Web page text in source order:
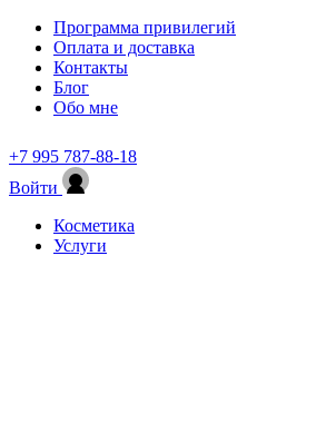
Программа привилегий
Оплата и доставка
Контакты
Блог
Обо мне
+7 995 787-88-18
Войти
Косметика
Услуги